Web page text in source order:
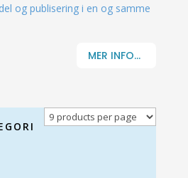
og publisering i en og samme
MER INFO...